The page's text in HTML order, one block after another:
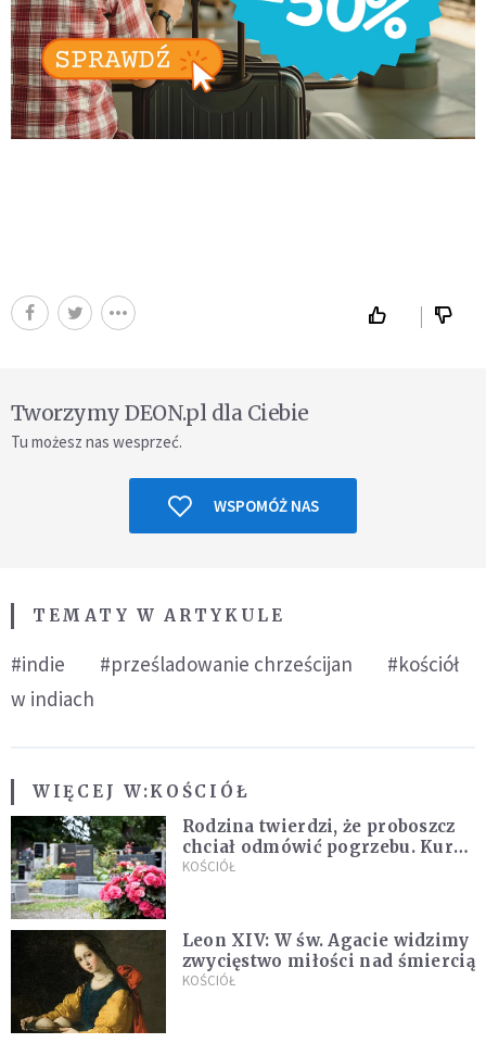
Tworzymy DEON.pl dla Ciebie
Tu możesz nas wesprzeć.
WSPOMÓŻ NAS
TEMATY W ARTYKULE
#indie #prześladowanie chrześcijan
#kościół
w indiach
WIĘCEJ W:KOŚCIÓŁ
Rodzina twierdzi, że proboszcz
chciał odmówić pogrzebu. Kuria
zapowiada wyjaśnienia
KOŚCIÓŁ
Leon XIV: W św. Agacie widzimy
zwycięstwo miłości nad śmiercią
KOŚCIÓŁ